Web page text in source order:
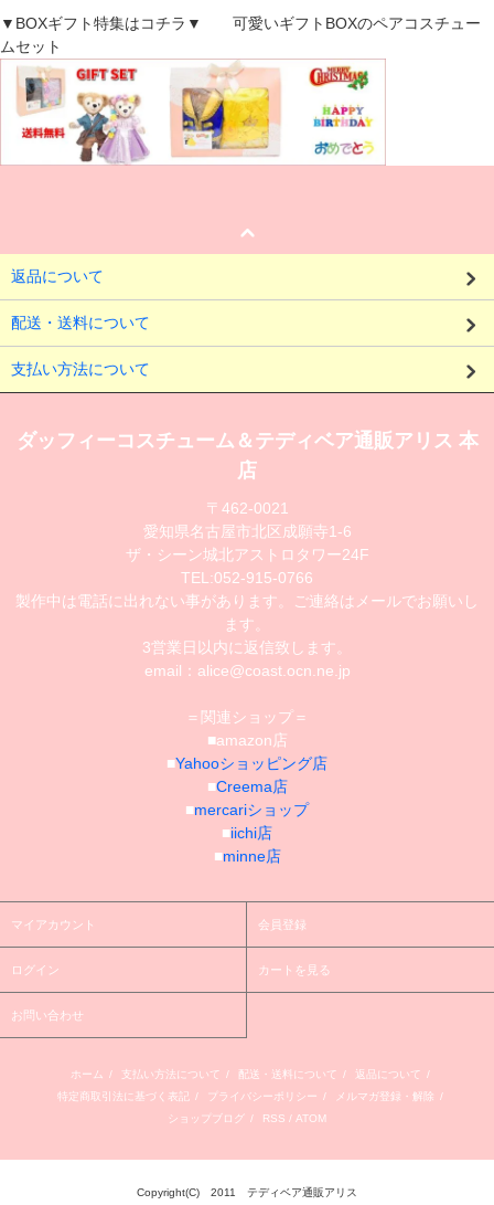
▼BOXギフト特集はコチラ▼ 可愛いギフトBOXのペアコスチュー
ムセット
返品について
配送・送料について
支払い方法について
ダッフィーコスチューム＆テディベア通販アリス 本
店
〒462-0021
愛知県名古屋市北区成願寺1-6
ザ・シーン城北アストロタワー24F
TEL:052-915-0766
製作中は電話に出れない事があります。ご連絡はメールでお願いし
ます。
3営業日以内に返信致します。
email：alice@coast.ocn.ne.jp
＝関連ショップ＝
■amazon店
■Yahooショッピング店
■Creema店
■mercariショップ
■iichi店
■minne店
マイアカウント 会員登録
ログイン カートを見る
お問い合わせ
ホーム / 支払い方法について / 配送・送料について / 返品について /
特定商取引法に基づく表記 / プライバシーポリシー / メルマガ登録・解除 /
ショップブログ / RSS / ATOM
Copyright(C) 2011 テディベア通販アリス